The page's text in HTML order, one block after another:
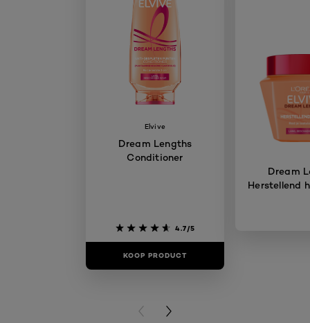
Elvive
Dream Lengths
Conditioner
4.7/5
KOOP PRODUCT
Dream
Herstellend
PREVIOUS CARD
NEXT CARD